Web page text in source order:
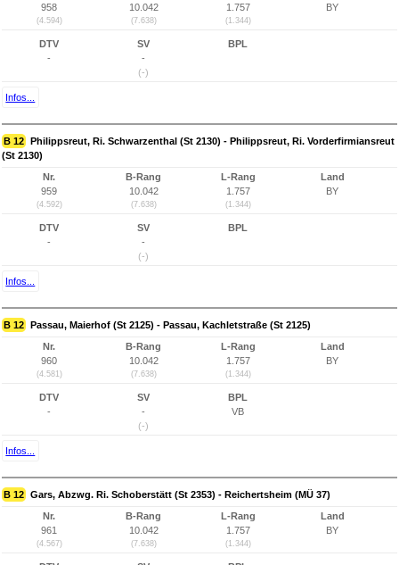
958
(4.594)
10.042
(7.638)
1.757
(1.344)
BY
DTV
-
SV
-
(-)
BPL
Infos...
B 12 Philippsreut, Ri. Schwarzenthal (St 2130) - Philippsreut, Ri. Vorderfirmiansreut
(St 2130)
Nr.
959
(4.592)
B-Rang
10.042
(7.638)
L-Rang
1.757
(1.344)
Land
BY
DTV
-
SV
-
(-)
BPL
Infos...
B 12 Passau, Maierhof (St 2125) - Passau, Kachletstraße (St 2125)
Nr.
960
(4.581)
B-Rang
10.042
(7.638)
L-Rang
1.757
(1.344)
Land
BY
DTV
-
SV
-
(-)
BPL
VB
Infos...
B 12 Gars, Abzwg. Ri. Schoberstätt (St 2353) - Reichertsheim (MÜ 37)
Nr.
961
(4.567)
B-Rang
10.042
(7.638)
L-Rang
1.757
(1.344)
Land
BY